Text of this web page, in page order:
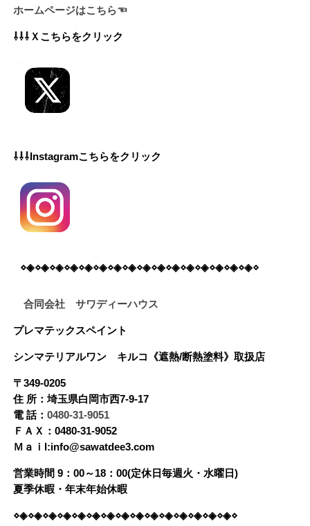
ホームページはこちら☜
⇩⇩⇩Ｘこちらをクリック
⇩⇩⇩Instagramこちらをクリック
⋄◈⋄◈⋄◈⋄◈⋄◈⋄◈⋄◈⋄◈⋄◈⋄◈⋄◈⋄◈⋄◈⋄◈⋄◈⋄◈⋄
合同会社 サワディーハウス
プレマテックスペイント
シンマテリアルワン キルコ《遮熱/断熱塗料》 取扱店
〒349-0205
住 所：埼玉県白岡市西7-9-17
電 話： 0480-31-9051
ＦＡＸ：0480-31-9052
Ｍａｉl:info@sawatdee3.com
営業時間 9：00～18：00(定休日毎週火・水曜日)
夏季休暇・年末年始休暇
⋄◈⋄◈⋄◈⋄◈⋄◈⋄◈⋄◈⋄◈⋄◈⋄◈⋄◈⋄◈⋄◈⋄◈⋄◈⋄